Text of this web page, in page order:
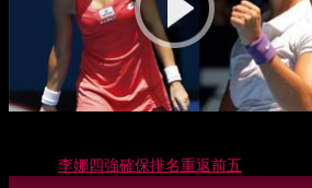
李娜四強確保排名重返前五